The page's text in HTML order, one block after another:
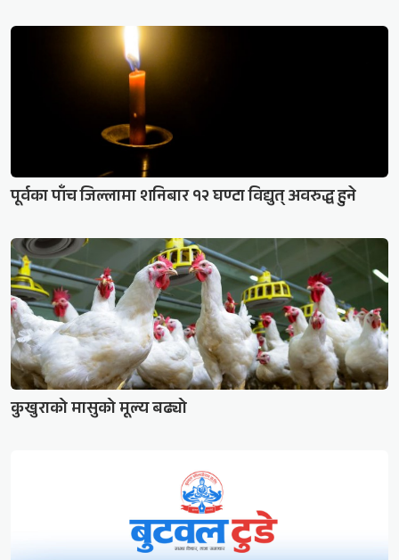
पूर्वका पाँच जिल्लामा शनिबार १२ घण्टा विद्युत् अवरुद्ध हुने
कुखुराको मासुको मूल्य बढ्यो